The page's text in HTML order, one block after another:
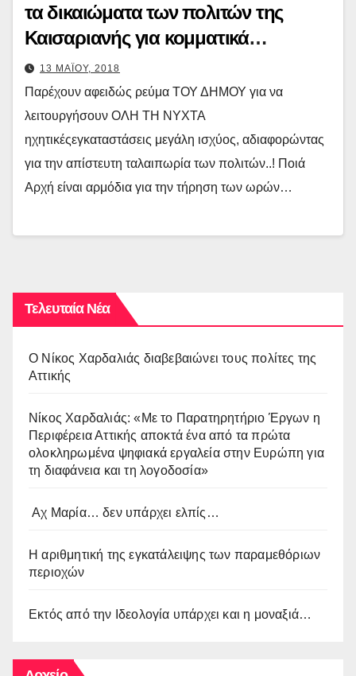
τα δικαιώματα των πολιτών της
Καισαριανής για κομματικά
ψηφοθηρικά οφέλη…
13 ΜΑΪΟΥ, 2018
Παρέχουν αφειδώς ρεύμα ΤΟΥ ΔΗΜΟΥ για να
λειτουργήσουν ΟΛΗ ΤΗ ΝΥΧΤΑ
ηχητικέςεγκαταστάσεις μεγάλη ισχύος, αδιαφορώντας
για την απίστευτη ταλαιπωρία των πολιτών..! Ποιά
Αρχή είναι αρμόδια για την τήρηση των ωρών…
Τελευταία Νέα
O Νίκος Χαρδαλιάς διαβεβαιώνει τους πολίτες της
Αττικής
Νίκος Χαρδαλιάς: «Με το Παρατηρητήριο Έργων η
Περιφέρεια Αττικής αποκτά ένα από τα πρώτα
ολοκληρωμένα ψηφιακά εργαλεία στην Ευρώπη για
τη διαφάνεια και τη λογοδοσία»
Αχ Μαρία… δεν υπάρχει ελπίς…
Η αριθμητική της εγκατάλειψης των παραμεθόριων
περιοχών
Εκτός από την Ιδεολογία υπάρχει και η μοναξιά…